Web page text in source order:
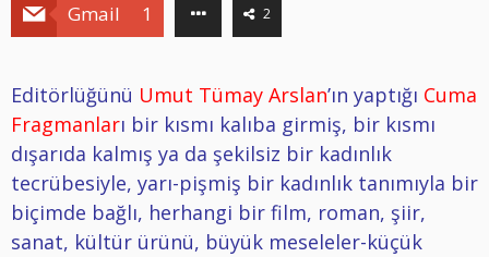
Gmail 1 2
Editörlüğünü Umut Tümay Arslan’ın yaptığı Cuma
Fragmanları bir kısmı kalıba girmiş, bir kısmı
dışarıda kalmış ya da şekilsiz bir kadınlık
tecrübesiyle, yarı-pişmiş bir kadınlık tanımıyla bir
biçimde bağlı, herhangi bir film, roman, şiir,
sanat, kültür ürünü, büyük meseleler-küçük